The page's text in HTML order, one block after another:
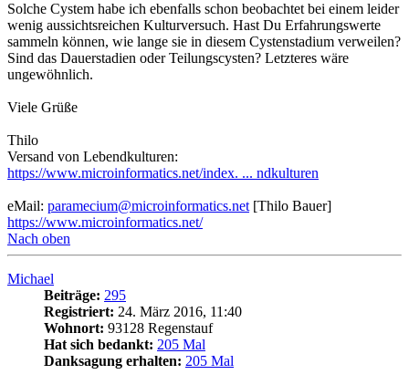
Solche Cystem habe ich ebenfalls schon beobachtet bei einem leider
wenig aussichtsreichen Kulturversuch. Hast Du Erfahrungswerte
sammeln können, wie lange sie in diesem Cystenstadium verweilen?
Sind das Dauerstadien oder Teilungscysten? Letzteres wäre
ungewöhnlich.
Viele Grüße
Thilo
Versand von Lebendkulturen:
https://www.microinformatics.net/index. ... ndkulturen
eMail: paramecium@microinformatics.net [Thilo Bauer]
https://www.microinformatics.net/
Nach oben
Michael
Beiträge: 295
Registriert: 24. März 2016, 11:40
Wohnort: 93128 Regenstauf
Hat sich bedankt: 205 Mal
Danksagung erhalten: 205 Mal